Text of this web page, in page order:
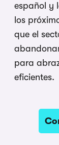
español y
los
que el
para
eficientes.